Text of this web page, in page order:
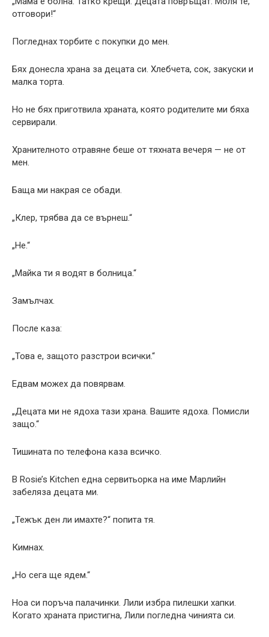
отговори!“
Погледнах торбите с покупки до мен.
Бях донесла храна за децата си. Хлебчета, сок, закуски и
малка торта.
Но не бях приготвила храната, която родителите ми бяха
сервирали.
Хранителното отравяне беше от тяхната вечеря — не от
мен.
Баща ми накрая се обади.
„Клер, трябва да се върнеш.“
„Не.“
„Майка ти я водят в болница.“
Замълчах.
После каза:
„Това е, защото разстрои всички.“
Едвам можех да повярвам.
„Децата ми не ядоха тази храна. Вашите ядоха. Помисли
защо.“
Тишината по телефона каза всичко.
В Rosie’s Kitchen една сервитьорка на име Марлийн
забеляза децата ми.
„Тежък ден ли имахте?“ попита тя.
Кимнах.
„Но сега ще ядем.“
Ноа си поръча палачинки. Лили избра пилешки хапки.
Когато храната пристигна, Лили погледна чинията си.